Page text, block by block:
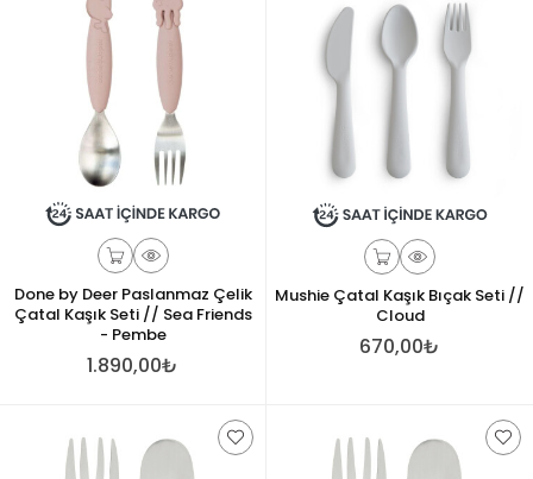
Done by Deer Paslanmaz Çelik
Çatal Kaşık Seti // Sea Friends
- Pembe
1.890,00₺
Mushie Çatal Kaşık Bıçak Seti //
Cloud
670,00₺